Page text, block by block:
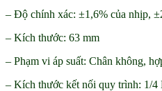
– Độ chính xác: ±1,6% của nhịp,
– Kích thước: 63 mm
– Phạm vi áp suất: Chân không,
– Kích thước kết nối quy trình: 1/